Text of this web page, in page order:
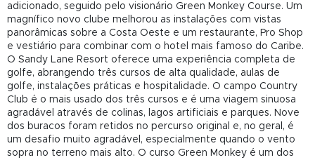
adicionado, seguido pelo visionário Green Monkey Course. Um
magnífico novo clube melhorou as instalações com vistas
panorâmicas sobre a Costa Oeste e um restaurante, Pro Shop
e vestiário para combinar com o hotel mais famoso do Caribe.
O Sandy Lane Resort oferece uma experiência completa de
golfe, abrangendo três cursos de alta qualidade, aulas de
golfe, instalações práticas e hospitalidade. O campo Country
Club é o mais usado dos três cursos e é uma viagem sinuosa
agradável através de colinas, lagos artificiais e parques. Nove
dos buracos foram retidos no percurso original e, no geral, é
um desafio muito agradável, especialmente quando o vento
sopra no terreno mais alto. O curso Green Monkey é um dos